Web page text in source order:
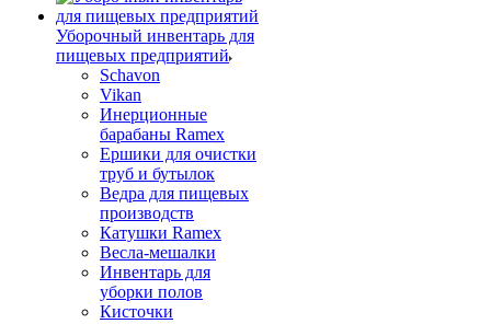
Уборочный инвентарь для
пищевых предприятий
Schavon
Vikan
Инерционные
барабаны Ramex
Ершики для очистки
труб и бутылок
Ведра для пищевых
производств
Катушки Ramex
Весла-мешалки
Инвентарь для
уборки полов
Кисточки